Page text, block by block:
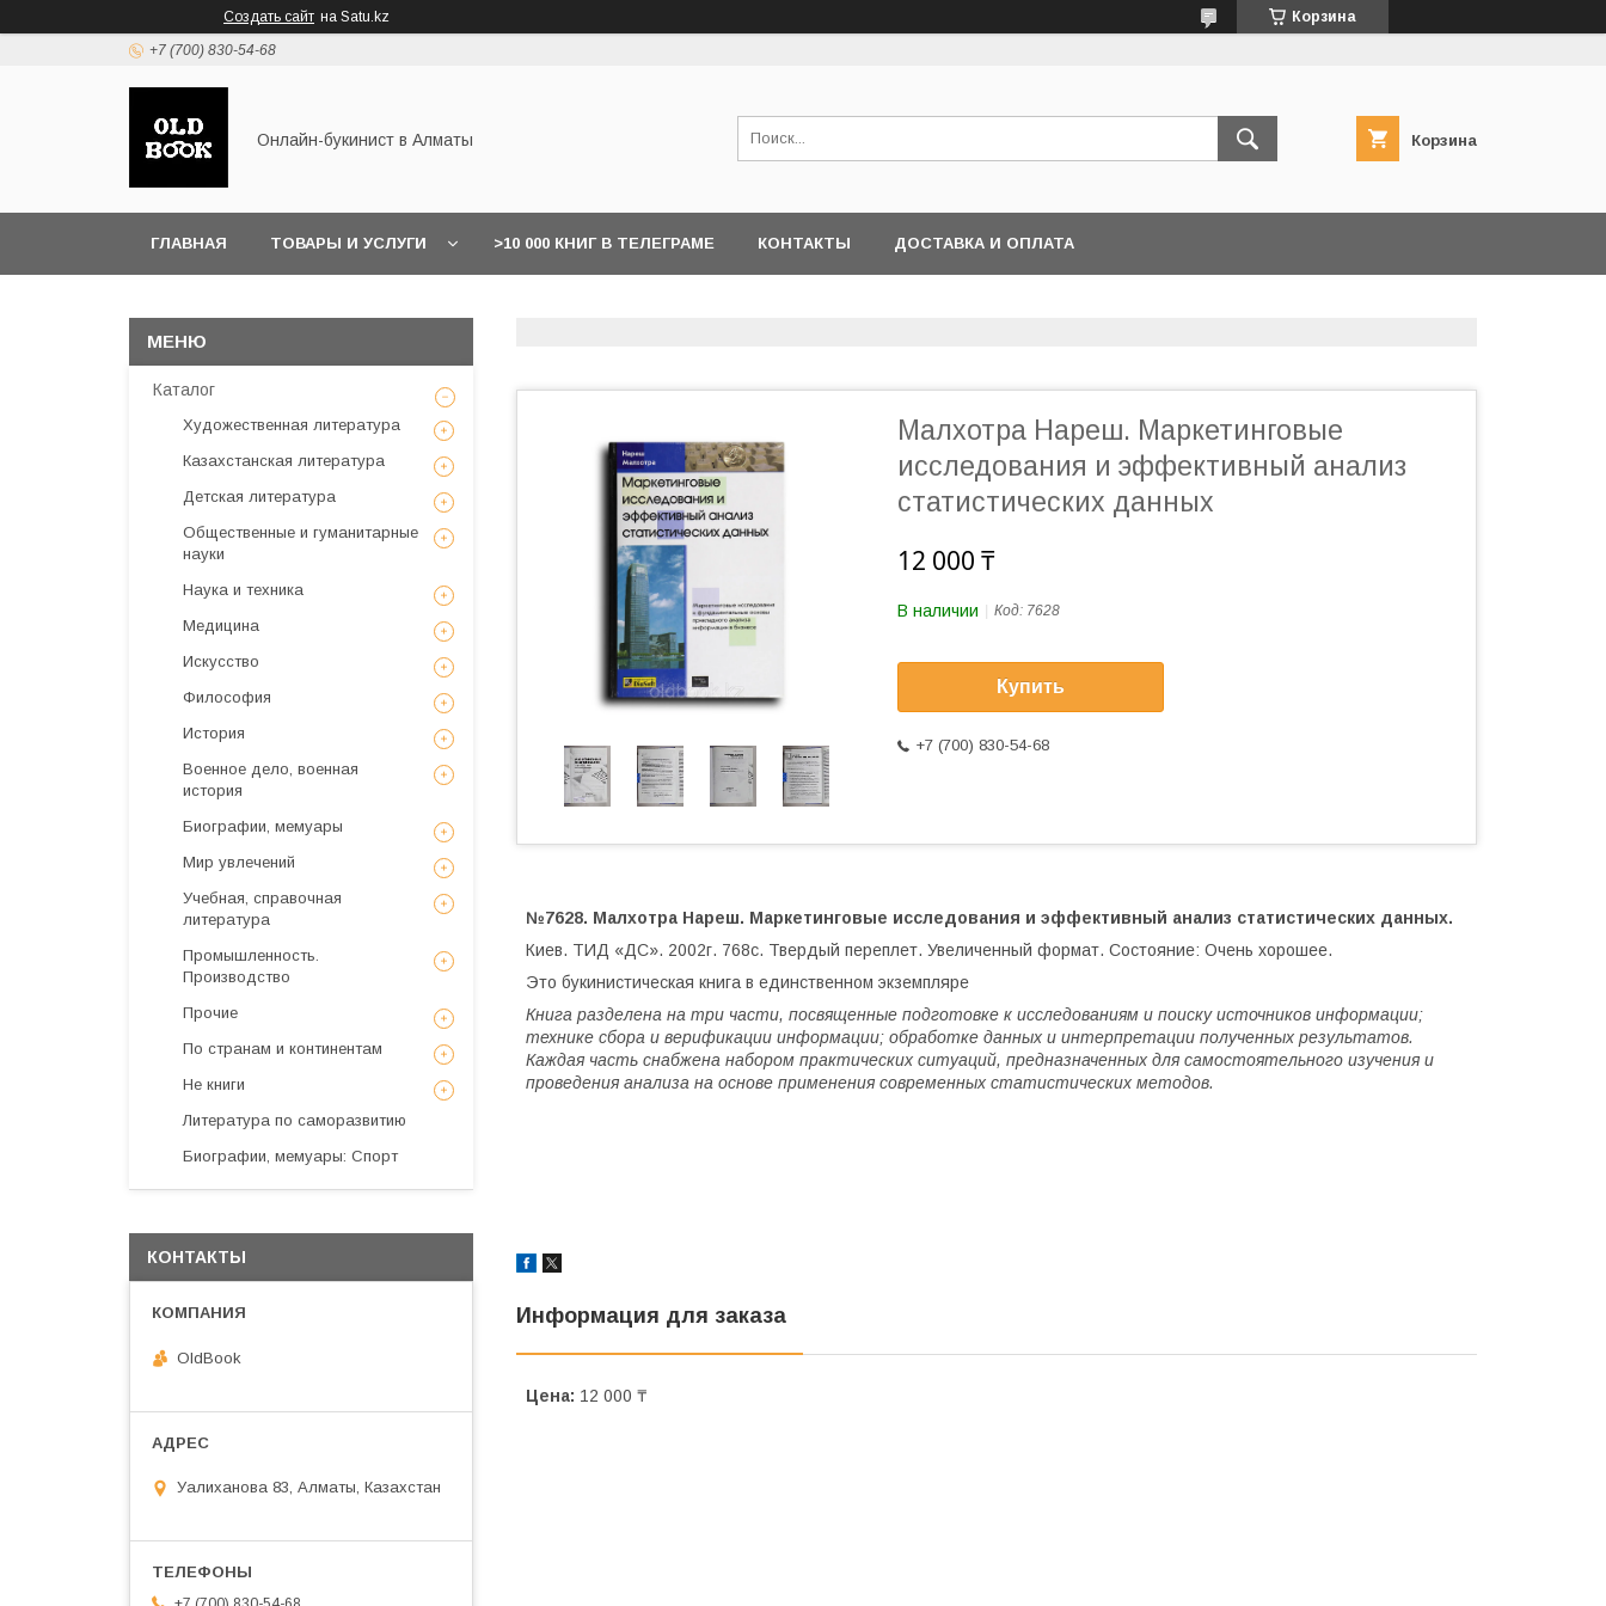
Создать сайт на Satu.kz Корзина
+7 (700) 830-54-68
Онлайн-букинист в Алматы Корзина
ГЛАВНАЯ ТОВАРЫ И УСЛУГИ >10 000 КНИГ В ТЕЛЕГРАМЕ КОНТАКТЫ ДОСТАВКА И ОПЛАТА
Малхотра Нареш. Маркетинговые
исследования и эффективный анализ
статистических данных
12 000 ₸
В наличии Код: 7628
Купить
+7 (700) 830-54-68
№7628. Малхотра Нареш. Маркетинговые исследования и эффективный анализ статистических данных.
Киев. ТИД «ДС». 2002г. 768с. Твердый переплет. Увеличенный формат. Состояние: Очень хорошее.
Это букинистическая книга в единственном экземпляре
Книга разделена на три части, посвященные подготовке к исследованиям и поиску источников информации;
технике сбора и верификации информации; обработке данных и интерпретации полученных результатов.
Каждая часть снабжена набором практических ситуаций, предназначенных для самостоятельного изучения и
проведения анализа на основе применения современных статистических методов.
Информация для заказа
Цена: 12 000 ₸
Каталог
Художественная литература
Казахстанская литература
Детская литература
Общественные и гуманитарные
науки
Наука и техника
Медицина
Искусствo
Философия
История
Военное дело, военная
история
Биографии, мемуары
Мир увлечений
Учебная, справочная
литература
Промышленность.
Производство
Прочие
По странам и континентам
Не книги
Литература по саморазвитию
Биографии, мемуары: Спорт
КОНТАКТЫ
OldBook
Уалиханова 83, Алматы, Казахстан